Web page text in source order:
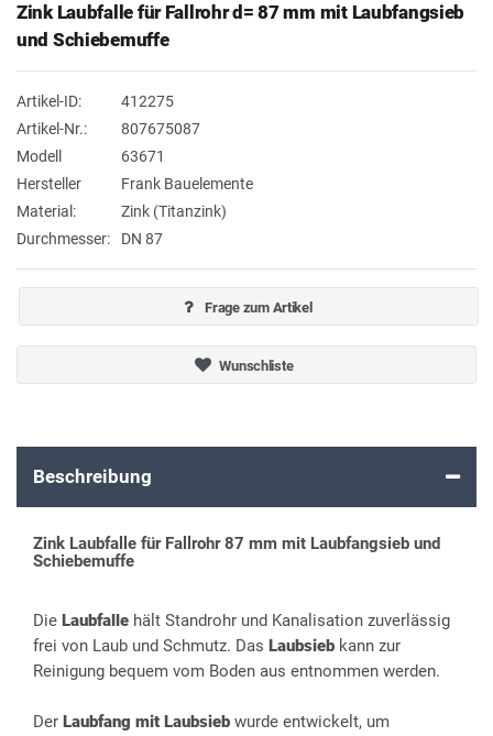
Zink Laubfalle für Fallrohr d= 87 mm mit Laubfangsieb
und Schiebemuffe
Artikel-ID:
412275
Artikel-Nr.:
807675087
Modell
63671
Hersteller
Frank Bauelemente
Material:
Zink (Titanzink)
Durchmesser:
DN 87
Frage zum Artikel
Wunschliste
Beschreibung
Zink Laubfalle für Fallrohr 87 mm mit Laubfangsieb und
Schiebemuffe
Die Laubfalle hält Standrohr und Kanalisation zuverlässig
frei von Laub und Schmutz. Das Laubsieb kann zur
Reinigung bequem vom Boden aus entnommen werden.
Der Laubfang mit Laubsieb wurde entwickelt, um